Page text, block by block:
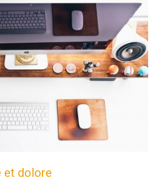
et dolore